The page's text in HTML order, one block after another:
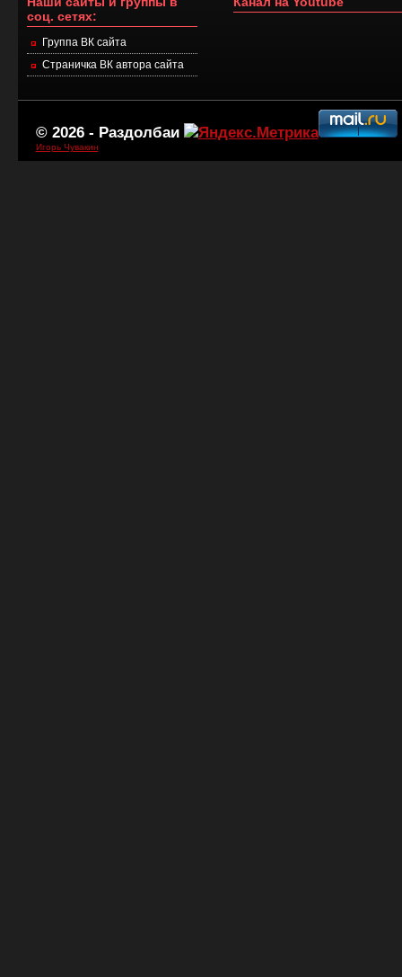
соц. сетях:
Группа ВК сайта
Страничка ВК автора сайта
© 2026 - Раздолбаи
Игорь Чувакин